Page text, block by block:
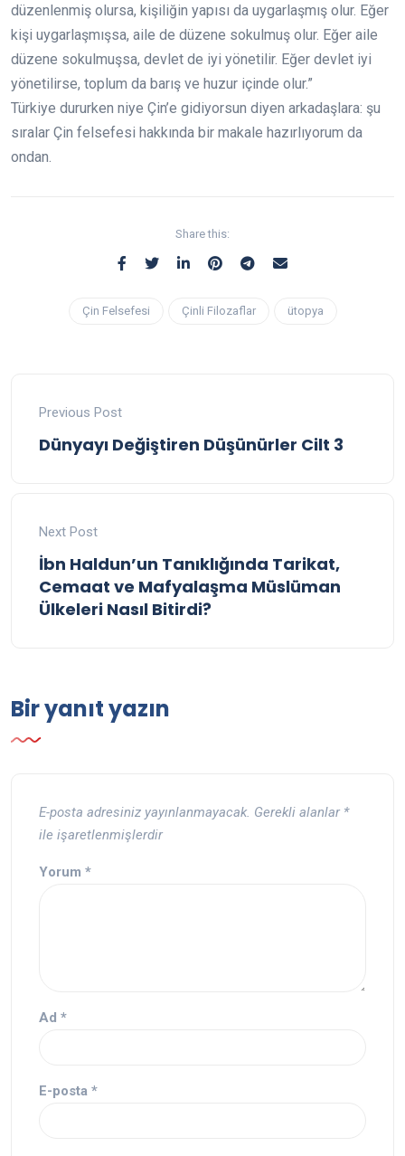
düzenlenmiş olursa, kişiliğin yapısı da uygarlaşmış olur. Eğer
kişi uygarlaşmışsa, aile de düzene sokulmuş olur. Eğer aile
düzene sokulmuşsa, devlet de iyi yönetilir. Eğer devlet iyi
yönetilirse, toplum da barış ve huzur içinde olur.”
Türkiye dururken niye Çin’e gidiyorsun diyen arkadaşlara: şu
sıralar Çin felsefesi hakkında bir makale hazırlıyorum da
ondan.
Share this:
Çin Felsefesi Çinli Filozaflar ütopya
Previous Post
Dünyayı Değiştiren Düşünürler Cilt 3
Next Post
İbn Haldun’un Tanıklığında Tarikat,
Cemaat ve Mafyalaşma Müslüman
Ülkeleri Nasıl Bitirdi?
Bir yanıt yazın
E-posta adresiniz yayınlanmayacak. Gerekli alanlar *
ile işaretlenmişlerdir
Yorum *
Ad *
E-posta *